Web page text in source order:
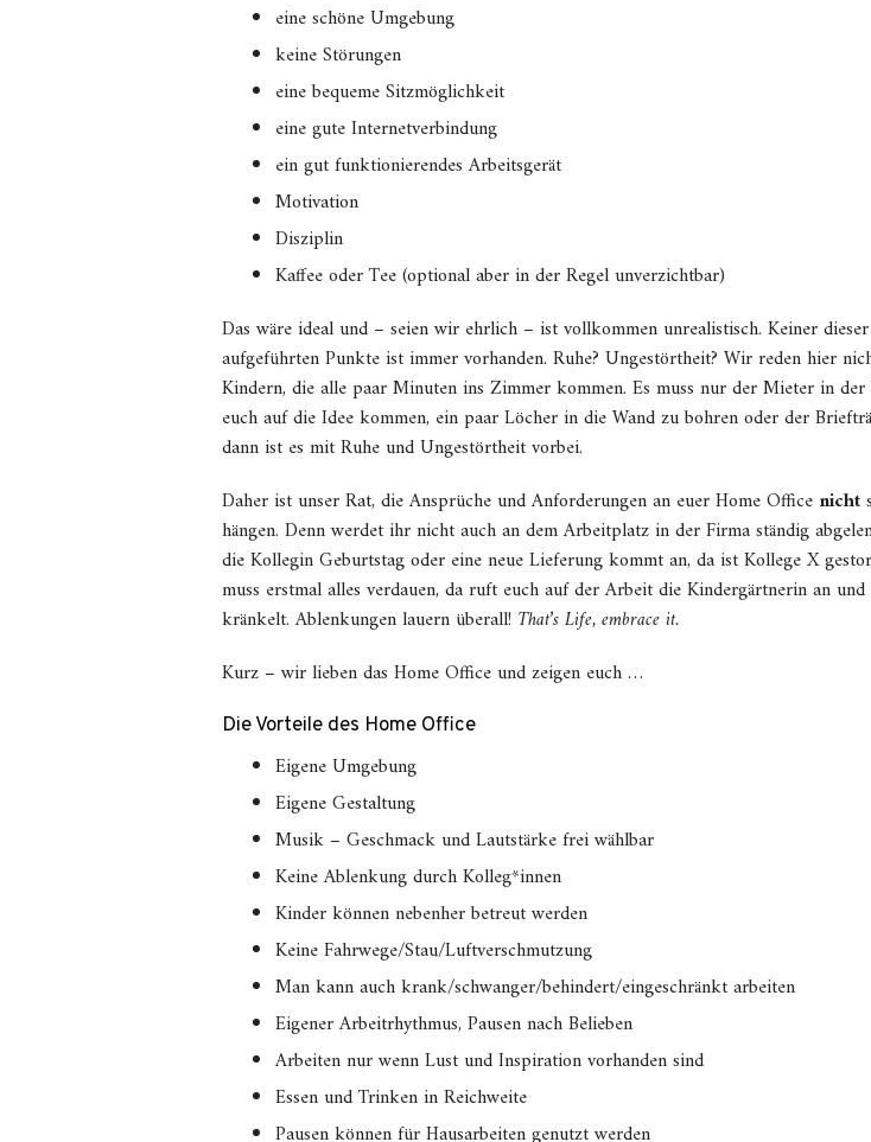
eine schöne Umgebung
keine Störungen
eine bequeme Sitzmöglichkeit
eine gute Internetverbindung
ein gut funktionierendes Arbeitsgerät
Motivation
Disziplin
Kaffee oder Tee (optional aber in der Regel unverzichtbar)
Das wäre ideal und – seien wir ehrlich – ist vollkommen unrealistisch. Keiner
aufgeführten Punkte ist immer vorhanden. Ruhe? Ungestörtheit? Wir reden hier
Kindern, die alle paar Minuten ins Zimmer kommen. Es muss nur der Mieter in
euch auf die Idee kommen, ein paar Löcher in die Wand zu bohren oder der
dann ist es mit Ruhe und Ungestörtheit vorbei.
Daher ist unser Rat, die Ansprüche und Anforderungen an euer Home Office nicht
hängen. Denn werdet ihr nicht auch an dem Arbeitplatz in der Firma ständig
die Kollegin Geburtstag oder eine neue Lieferung kommt an, da ist Kollege X
muss erstmal alles verdauen, da ruft euch auf der Arbeit die Kindergärtnerin an
kränkelt. Ablenkungen lauern überall! That’s Life, embrace it.
Kurz – wir lieben das Home Office und zeigen euch …
Die Vorteile des Home Office
Eigene Umgebung
Eigene Gestaltung
Musik – Geschmack und Lautstärke frei wählbar
Keine Ablenkung durch Kolleg*innen
Kinder können nebenher betreut werden
Keine Fahrwege/Stau/Luftverschmutzung
Man kann auch krank/schwanger/behindert/eingeschränkt arbeiten
Eigener Arbeitrhythmus, Pausen nach Belieben
Arbeiten nur wenn Lust und Inspiration vorhanden sind
Essen und Trinken in Reichweite
Pausen können für Hausarbeiten genutzt werden